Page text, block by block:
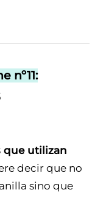
nº11:
que utilizan
decir que no
sino que